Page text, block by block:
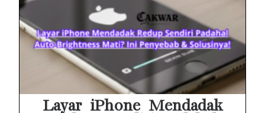
Layar iPhone Mendadak